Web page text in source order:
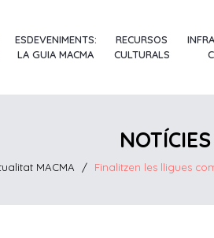
ESDEVENIMENTS:
LA GUIA MACMA
RECURSOS
CULTURALS
NOTÍCIES
MACMA / Finalitzen les lligues